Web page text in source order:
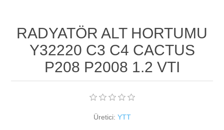
RADYATÖR ALT HORTUMU
Y32220 C3 C4 CACTUS
P208 P2008 1.2 VTI
Üretici: YTT